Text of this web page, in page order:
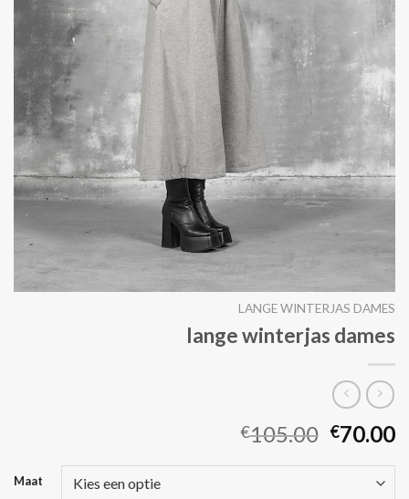
LANGE WINTERJAS DAMES
lange winterjas dames
€105.00 €70.00
Maat